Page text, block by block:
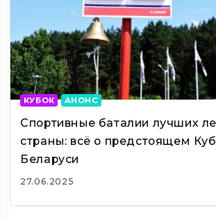
КУБОК АНОНС
Спортивные баталии лучших
страны: всё о предстоящем
Беларуси
27.06.2025